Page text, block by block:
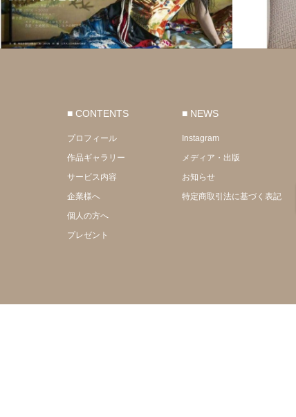
■ CONTENTS
プロフィール
作品ギャラリー
サービス内容
企業様へ
個人の方へ
プレゼント
■ NEWS
Instagram
メディア・出版
お知らせ
特定商取引法に基づく表記